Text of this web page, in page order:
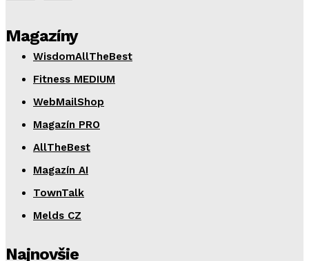
Magazíny
WisdomAllTheBest
Fitness MEDIUM
WebMailShop
Magazín PRO
AllTheBest
Magazín AI
TownTalk
Melds CZ
Najnovšie